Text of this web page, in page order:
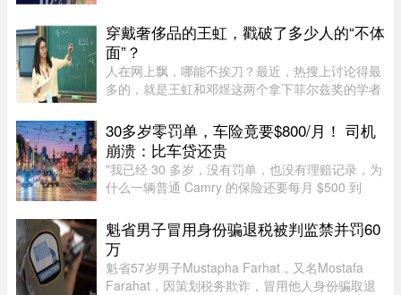
地区所有房屋类型以及各 ...
穿戴奢侈品的王虹，戳破了多少人的“不体
面”？
人在网上飘，哪能不挨刀？最近，热搜上讨论得最
多的，就是王虹和邓煜这两个拿下菲尔兹奖的学者
国人都觉得脸上有光，与有荣焉。尤其是王虹，作
为一个女性，她硬生生啃下 ...
30多岁零罚单，车险竟要$800/月！ 司机
崩溃：比车贷还贵
"我已经 30 多岁，没有罚单，也没有理赔记录，为
什么一辆普通 Camry 的保险还要每月 $500 到
己找过保险经纪、直接联系过保险公司，也使用了
多个比价网站，得到的报价 ...
魁省男子冒用身份骗退税被判监禁并罚60
万
魁省57岁男子Mustapha Farhat，又名Mostafa
Farahat，因策划税务欺诈，冒用他人身份骗取退